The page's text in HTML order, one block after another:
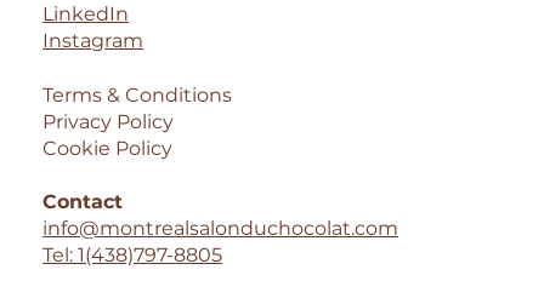
LinkedIn
Instagram
Terms & Conditions
Privacy Policy
Cookie Policy
Contact
info@montrealsalonduchocolat.com
Tel: 1(438)797-8805